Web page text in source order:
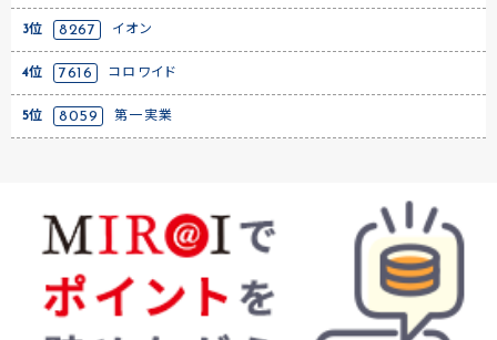
3位 8267 イオン
4位 7616 コロワイド
5位 8059 第一実業